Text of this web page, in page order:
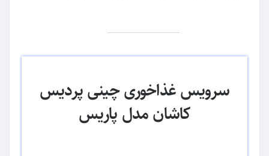
سرویس غذاخوری چینی پردیس
کاشان مدل پاریس